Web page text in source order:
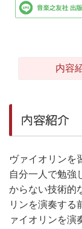
内容
内容紹介
ヴァイオリンを
自分一人で勉強
からない技術的
リンを演奏する
ァイオリンを演